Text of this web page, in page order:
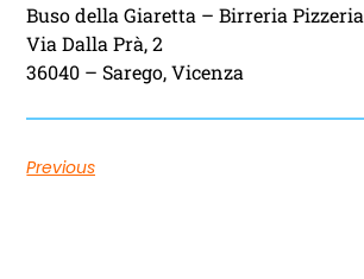
Buso della Giaretta – Birreria Pizzeria
Via Dalla Prà, 2
36040 – Sarego, Vicenza
Previous